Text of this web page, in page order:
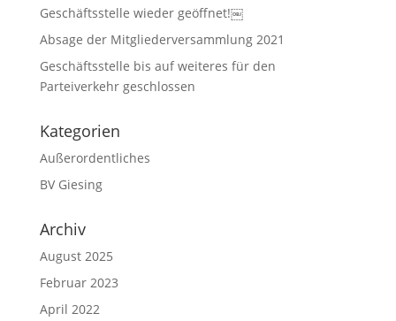
Geschäftsstelle wieder geöffnet!￼
Absage der Mitgliederversammlung 2021
Geschäftsstelle bis auf weiteres für den
Parteiverkehr geschlossen
Kategorien
Außerordentliches
BV Giesing
Archiv
August 2025
Februar 2023
April 2022